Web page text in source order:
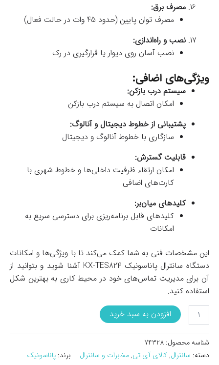
مصرف برق:
مصرف توان پایین (حدود 45 وات در حالت فعال)
نصب و راه‌اندازی:
نصب آسان روی دیوار یا قرارگیری در رک
ویژگی‌های اضافی:
سیستم درب بازکن:
امکان اتصال به سیستم درب بازکن
پشتیبانی از خطوط دیجیتال و آنالوگ:
سازگاری با خطوط آنالوگ و دیجیتال
قابلیت گسترش:
امکان ارتقاء ظرفیت داخلی‌ها و خطوط شهری با
کارت‌های اضافی
کلیدهای میان‌بر:
کلیدهای قابل برنامه‌ریزی برای دسترسی سریع به
امکانات
این مشخصات فنی به شما کمک می‌کند تا با ویژگی‌ها و امکانات
دستگاه سانترال پاناسونیک KX-TES824 آشنا شوید و بتوانید از
آن برای مدیریت تماس‌های خود در محیط کاری به بهترین شکل
استفاده کنید.
دستگاه
سانترال
مدل
TES824
افزودن به سبد خرید
شناسه محصول: 74328
دسته: سانترال,کالای آی تی,مخابرات و سانترال برند: پاناسونیک